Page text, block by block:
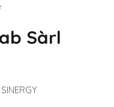
Sàrl
SINERGY